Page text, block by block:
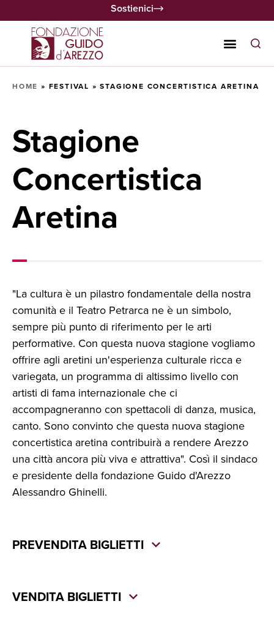
Sostienici
HOME » FESTIVAL »STAGIONE CONCERTISTICA ARETINA
Stagione
Concertistica
Aretina
"La cultura è un pilastro fondamentale della nostra
comunità e il Teatro Petrarca ne è un simbolo,
sempre più punto di riferimento per le arti
performative. Con questa nuova stagione vogliamo
offrire agli aretini un'esperienza culturale ricca e
variegata, un programma di altissimo livello con
artisti di fama internazionale che ci
accompagneranno con spettacoli di danza, musica,
canto. Sono convinto che questa nuova stagione
concertistica aretina contribuirà a rendere Arezzo
una città ancora più viva e attrattiva". Così il sindaco
e presidente della fondazione Guido d'Arezzo
Alessandro Ghinelli.
PREVENDITA BIGLIETTI
VENDITA BIGLIETTI